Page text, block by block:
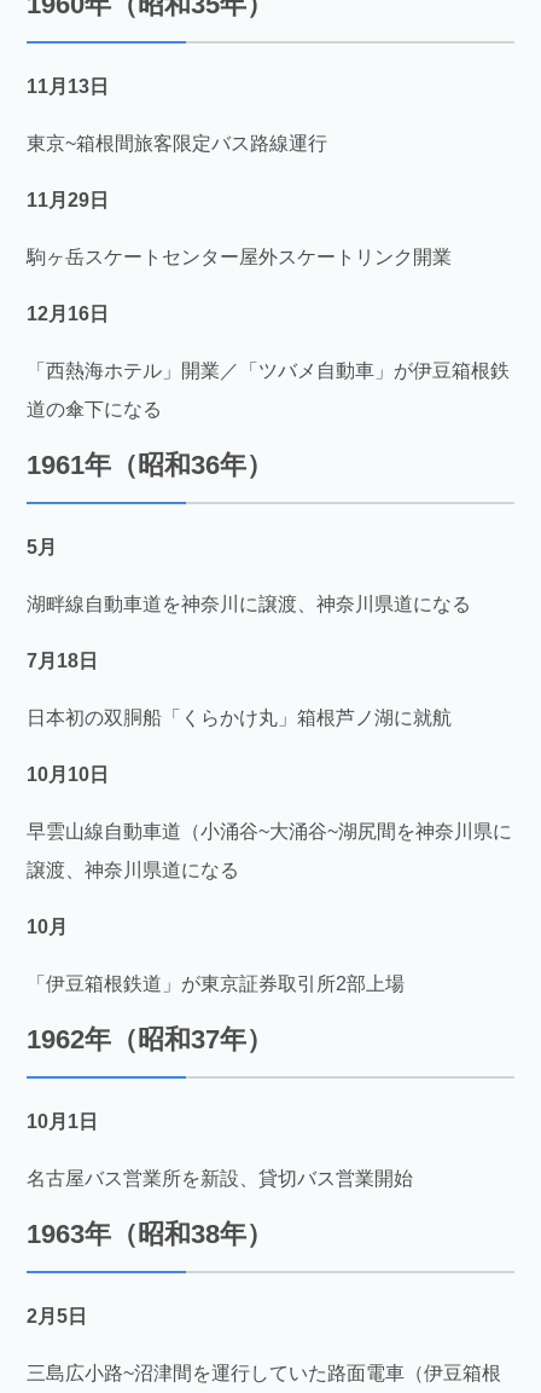
11月13日
東京~箱根間旅客限定バス路線運行
11月29日
駒ヶ岳スケートセンター屋外スケートリンク開業
12月16日
「西熱海ホテル」開業／「ツバメ自動車」が伊豆箱根鉄
道の傘下になる
1961年（昭和36年）
5月
湖畔線自動車道を神奈川に譲渡、神奈川県道になる
7月18日
日本初の双胴船「くらかけ丸」箱根芦ノ湖に就航
10月10日
早雲山線自動車道（小涌谷~大涌谷~湖尻間を神奈川県に
譲渡、神奈川県道になる
10月
「伊豆箱根鉄道」が東京証券取引所2部上場
1962年（昭和37年）
10月1日
名古屋バス営業所を新設、貸切バス営業開始
1963年（昭和38年）
2月5日
三島広小路~沼津間を運行していた路面電車（伊豆箱根